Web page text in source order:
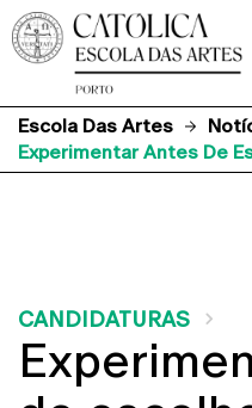
Escola Das Artes
Experimentar Antes De
CANDIDATURAS